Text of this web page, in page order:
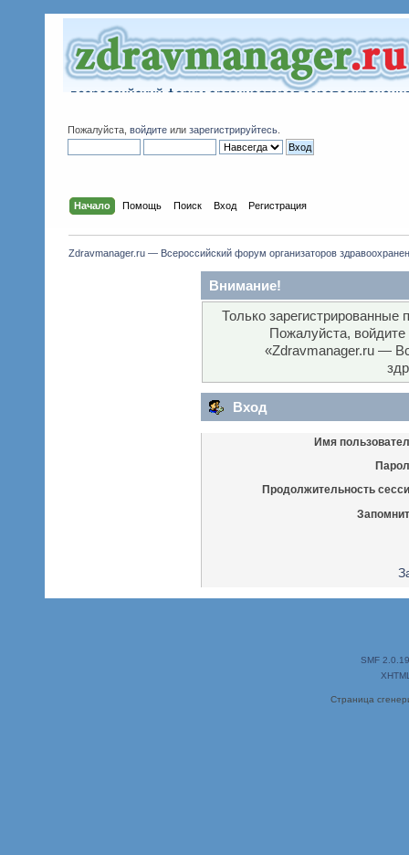
Пожалуйста, войдите или зарегистрируйтесь
Начало Помощь Поиск Вход Регистрация
Zdravmanager.ru — Всероссийский форум организаторов
Внимание!
Только зарегистрированные
Пожалуйста,
«Zdravmanager.ru —
Вход
Имя
Продолжительность
SMF 2.0.19
Страница